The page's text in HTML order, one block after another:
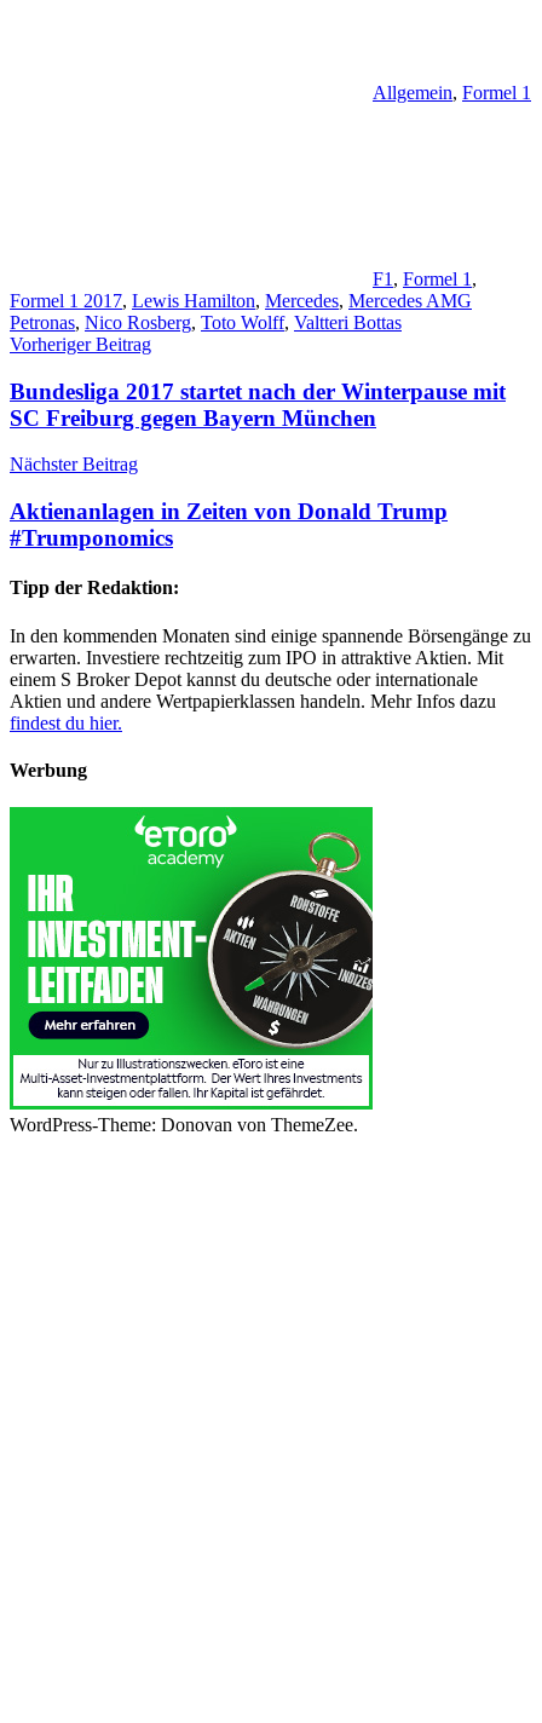
Allgemein, Formel 1
F1 , Formel 1 ,
Formel 1 2017, Lewis Hamilton, Mercedes, Mercedes AMG
Petronas, Nico Rosberg, Toto Wolff, Valtteri Bottas
Beitragsnavigation
Vorheriger Beitrag
Bundesliga 2017 startet nach der Winterpause mit
SC Freiburg gegen Bayern München
Nächster Beitrag
Aktienanlagen in Zeiten von Donald Trump
#Trumponomics
Tipp der Redaktion:
In den kommenden Monaten sind einige spannende Börsengänge zu
erwarten. Investiere rechtzeitig zum IPO in attraktive Aktien. Mit
einem S Broker Depot kannst du deutsche oder internationale
Aktien und andere Wertpapierklassen handeln. Mehr Infos dazu
findest du hier.
Werbung
WordPress-Theme: Donovan von ThemeZee.